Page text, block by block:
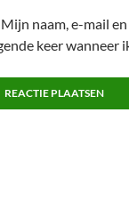
Mijn naam, e-mail
keer wanneer